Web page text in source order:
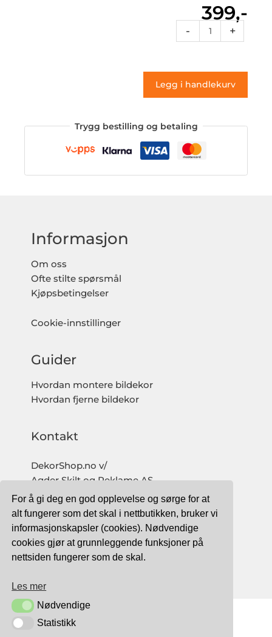
For å gi deg en god opplevelse og sørge for at
alt fungerer som det skal i nettbutikken, bruker vi
informasjonskapsler (cookies). Nødvendige
cookies gjør at grunnleggende funksjoner på
nettsiden fungerer som de skal.
Les mer
NødvendigeNødvendige
StatistikkStatistikk
399,-
-
101
antall
+
Legg i handlekurv
Trygg bestilling og betaling
Informasjon
Om oss
Ofte stilte spørsmål
Kjøpsbetingelser
Cookie-innstillinger
Guider
Hvordan montere bildekor
Hvordan fjerne bildekor
Kontakt
DekorShop.no v/
Agder Skilt og Reklame AS
Org. nr: 997 633 016 MVA
salg@dekorshop.no
Tlf: 959 32 123
09.00 - 16.00
TRYGG BETALING MED: